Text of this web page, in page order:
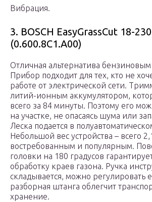
Вибрация.
3. BOSCH EasyGrassCut 18-230
(0.600.8C1.A00)
Отличная альтернатива
Прибор подходит для тех, кто не
работе от электрической сети.
литий-ионным аккумулятором,
всего за 84 минуты. Поэтому его
на участке, не опасаясь шума или
Леска подается в
Небольшой вес устройства – всего
востребованным и популярным.
головки на 180 градусов
обработку краев газона. Ручка
складывается, можно регулировать
разборная штанга облегчит
хранение.